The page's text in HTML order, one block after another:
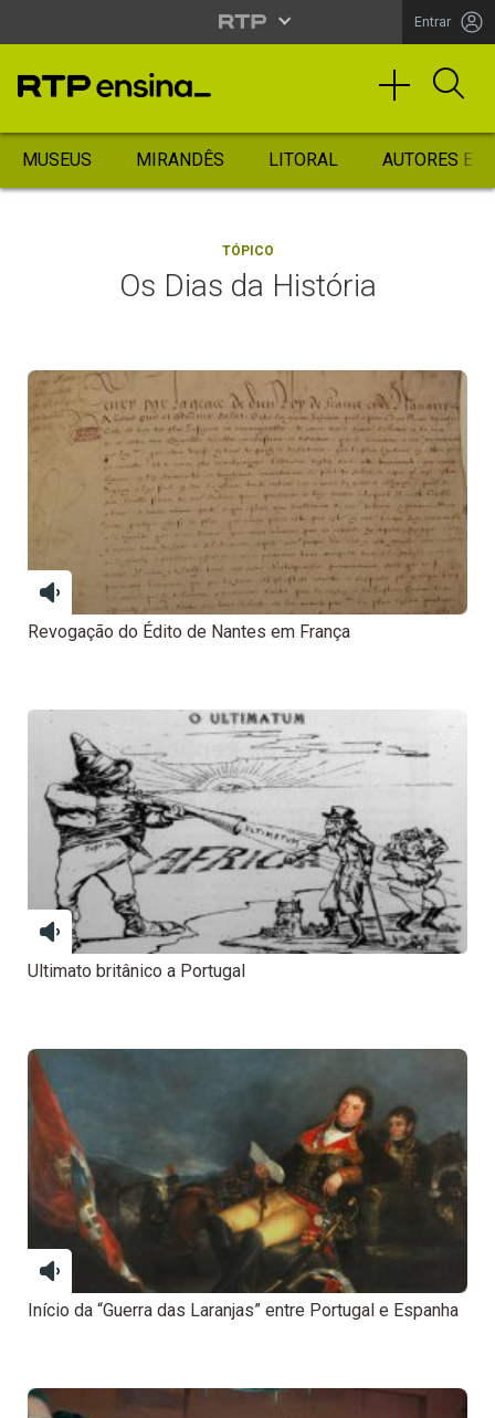
Entrar
MUSEUS MIRANDÊS LITORAL AUTORES
TÓPICO
Os Dias da História
Revogação do Édito de Nantes em França
Ultimato britânico a Portugal
Início da “Guerra das Laranjas” entre Portugal e Espanha